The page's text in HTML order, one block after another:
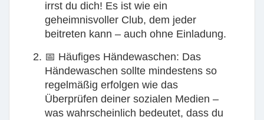
irrst du dich! Es ist wie ein
geheimnisvoller Club, dem jeder
beitreten kann – auch ohne Einladung.
📅 Häufiges Händewaschen: Das
Händewaschen sollte mindestens so
regelmäßig erfolgen wie das
Überprüfen deiner sozialen Medien –
was wahrscheinlich bedeutet, dass du